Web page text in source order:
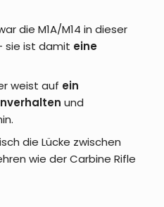
die M1A/M14 in dieser
sie ist damit eine
weist auf ein
und
die Lücke zwischen
wie der Carbine Rifle